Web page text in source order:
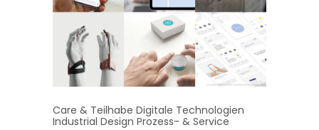
Care & Teilhabe Digitale Technologien
Industrial Design Prozess- & Service